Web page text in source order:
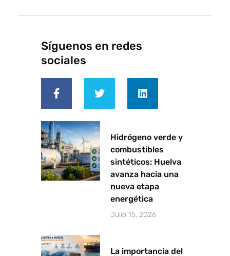
Síguenos en redes
sociales
c
o
o
k
-
f
i
e
r
n
i
n
Hidrógeno verde y
combustibles
sintéticos: Huelva
avanza hacia una
nueva etapa
energética
Julio 15, 2026
La importancia del